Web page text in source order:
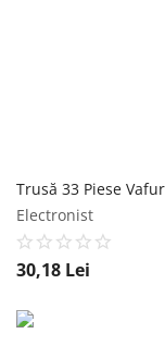
Electronist
30,18 Lei